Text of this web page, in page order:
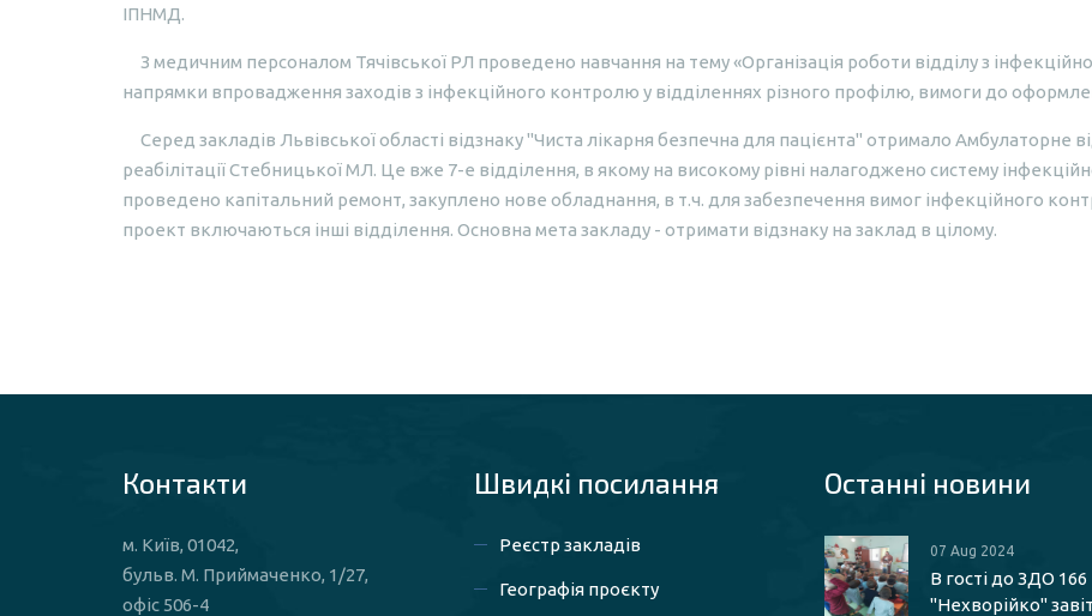
ІПНМД.
З медичним персоналом Тячівської РЛ проведено навчання на тему «Організація роботи відділу з
напрямки впровадження заходів з інфекційного контролю у відділеннях різного профілю, вимоги до
Серед закладів Львівської області відзнаку "Чиста лікарня безпечна для пацієнта" отримало Амбулаторне
реабілітації Стебницької МЛ. Це вже 7-е відділення, в якому на високому рівні налагоджено систему
проведено капітальний ремонт, закуплено нове обладнання, в т.ч. для забезпечення вимог інфекційного
проект включаються інші відділення. Основна мета закладу - отримати відзнаку на заклад в цілому.
Контакти
м. Київ, 01042,
бульв. М. Приймаченко, 1/27,
офіс 506-4
Швидкі посилaння
Реєстр закладів
Географія проєкту
Останні новини
07 Aug 2024
В гості до ЗДО 166
"Нехворійко"